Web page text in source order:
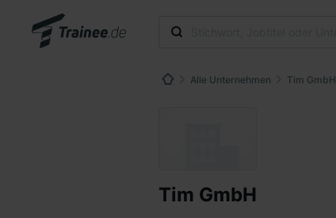
Alle Unternehmen Tim GmbH
Tim GmbH